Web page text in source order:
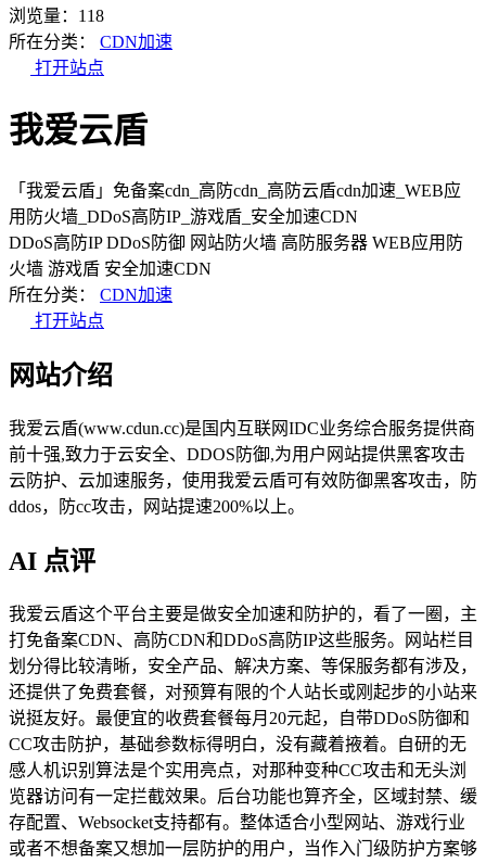
浏览量：118
所在分类：
CDN加速
打开站点
我爱云盾
「我爱云盾」免备案cdn_高防cdn_高防云盾cdn加速_WEB应
用防火墙_DDoS高防IP_游戏盾_安全加速CDN
DDoS高防IP DDoS防御 网站防火墙 高防服务器 WEB应用防
火墙 游戏盾 安全加速CDN
所在分类：
CDN加速
打开站点
网站介绍
我爱云盾(www.cdun.cc)是国内互联网IDC业务综合服务提供商
前十强,致力于云安全、DDOS防御,为用户网站提供黑客攻击
云防护、云加速服务，使用我爱云盾可有效防御黑客攻击，防
ddos，防cc攻击，网站提速200%以上。
AI 点评
我爱云盾这个平台主要是做安全加速和防护的，看了一圈，主
打免备案CDN、高防CDN和DDoS高防IP这些服务。网站栏目
划分得比较清晰，安全产品、解决方案、等保服务都有涉及，
还提供了免费套餐，对预算有限的个人站长或刚起步的小站来
说挺友好。最便宜的收费套餐每月20元起，自带DDoS防御和
CC攻击防护，基础参数标得明白，没有藏着掖着。自研的无
感人机识别算法是个实用亮点，对那种变种CC攻击和无头浏
览器访问有一定拦截效果。后台功能也算齐全，区域封禁、缓
存配置、Websocket支持都有。整体适合小型网站、游戏行业
或者不想备案又想加一层防护的用户，当作入门级防护方案够